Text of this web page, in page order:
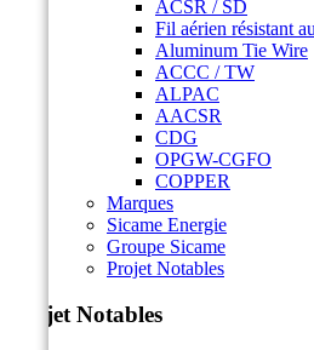
ACSR / SD
Fil aérien résistant
Aluminum Tie Wire
ACCC / TW
ALPAC
AACSR
CDG
OPGW-CGFO
COPPER
Marques
Sicame Energie
Groupe Sicame
Projet Notables
Projet Notables